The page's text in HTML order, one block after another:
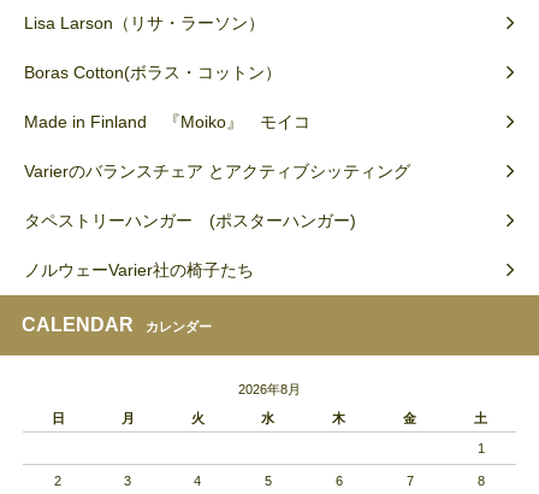
Lisa Larson（リサ・ラーソン）
Boras Cotton(ボラス・コットン）
Made in Finland 『Moiko』 モイコ
Varierのバランスチェア とアクティブシッティング
タペストリーハンガー (ポスターハンガー)
ノルウェーVarier社の椅子たち
CALENDAR カレンダー
2026年8月
日
月 火 水 木 金 土
1
2 3 4 5 6 7 8